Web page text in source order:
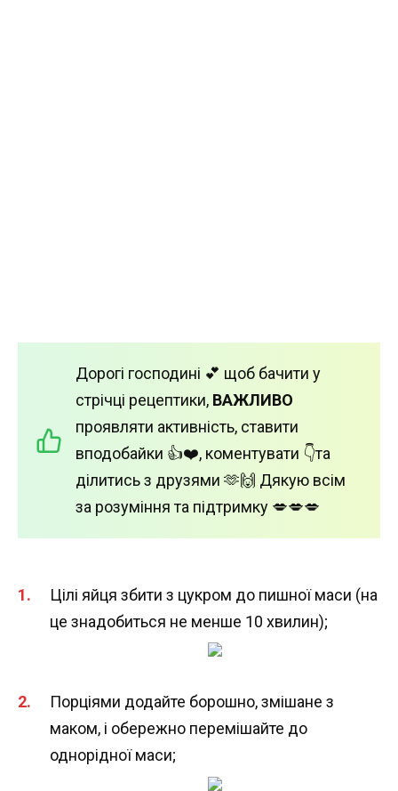
Дорогі господині 💕 щоб бачити у
стрічці рецептики, ВАЖЛИВО
проявляти активність, ставити
вподобайки 👍❤️, коментувати 👇та
ділитись з друзями 🫶🙌 Дякую всім
за розуміння та підтримку 💋💋💋
Цілі яйця збити з цукром до пишної маси (на
це знадобиться не менше 10 хвилин);
Порціями додайте борошно, змішане з
маком, і обережно перемішайте до
однорідної маси;